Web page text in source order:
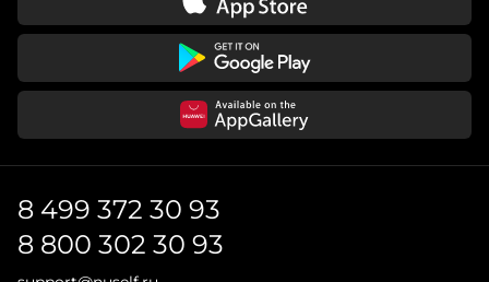
8 499 372 30 93
8 800 302 30 93